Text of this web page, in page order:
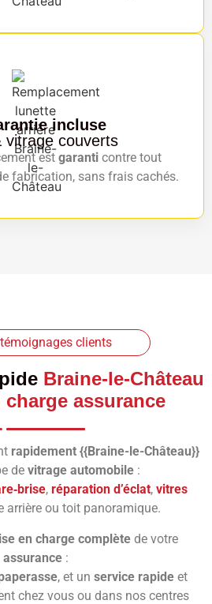
incluse
vitrage couverts
est garanticontre tout
fabrication, sans frais cachés.
clients
Braine-le-Château
charge assurance
rapidement {{Braine-le-Château}}
de vitrage automobile :
, réparation d’éclat, vitres
arrière ou toit panoramique.
en charge complètede votre
assurance:
, et un service rapideet
chez vous ou dans nos centres